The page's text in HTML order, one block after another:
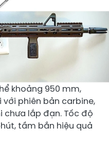
khoảng 950 mm,
phiên bản carbine,
chưa lắp đạn. Tốc độ
tầm bắn hiệu quả